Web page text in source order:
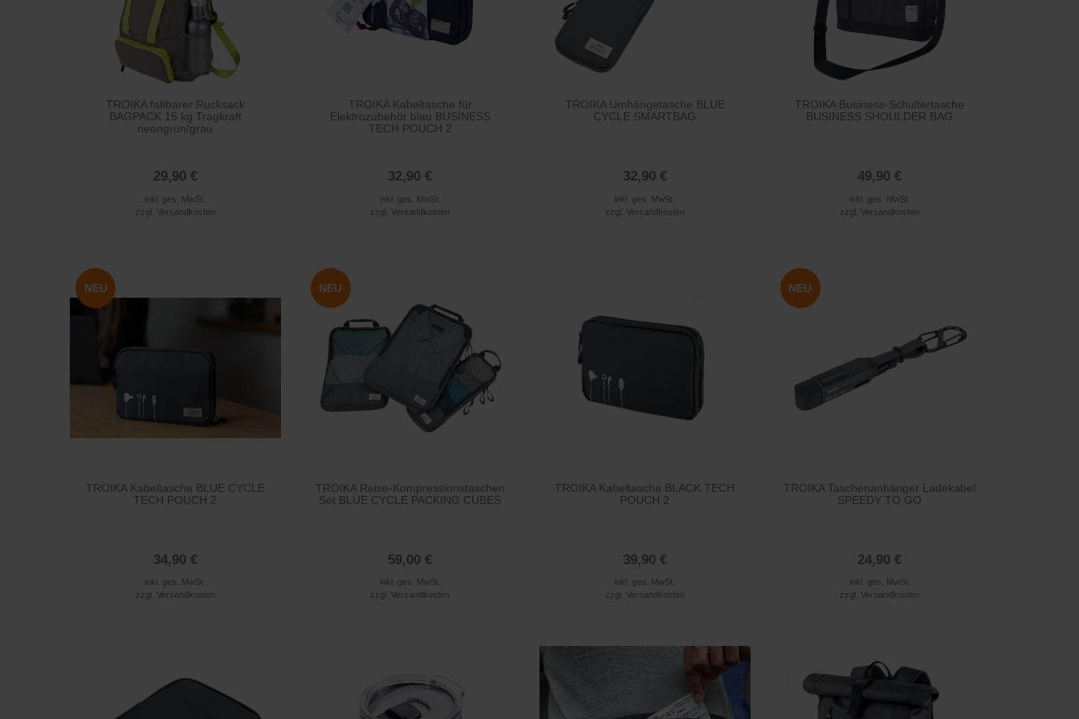
TROIKA faltbarer Rucksack
BAGPACK 15 kg Tragkraft
neongrün/grau
29,90 €
inkl. ges. MwSt.
zzgl. Versandkosten
TROIKA Kabeltasche für
Elektrozubehör blau BUSINESS
TECH POUCH 2
32,90 €
inkl. ges. MwSt.
zzgl.Versandkosten
TROIKA Umhängetasche BLUE
CYCLE SMARTBAG
32,90 €
inkl. ges. MwSt.
zzgl. Versandkosten
TROIKA Business-Schultertasche
BUSINESS SHOULDER BAG
49,90 €
inkl. ges. MwSt.
zzgl.Versandkosten
NEU
TROIKA Kabeltasche BLUE CYCLE
TECH POUCH 2
34,90 €
inkl. ges. MwSt.
zzgl. Versandkosten
NEU
TROIKA Reise-Kompressionstaschen
Set BLUE CYCLE PACKING CUBES
59,00 €
inkl. ges. MwSt.
zzgl.Versandkosten
TROIKA Kabeltasche BLACK TECH
POUCH 2
39,90 €
inkl. ges. MwSt.
zzgl. Versandkosten
NEU
TROIKA Taschenanhänger Ladekabel
SPEEDY TO GO
24,90 €
inkl. ges. MwSt.
zzgl.Versandkosten